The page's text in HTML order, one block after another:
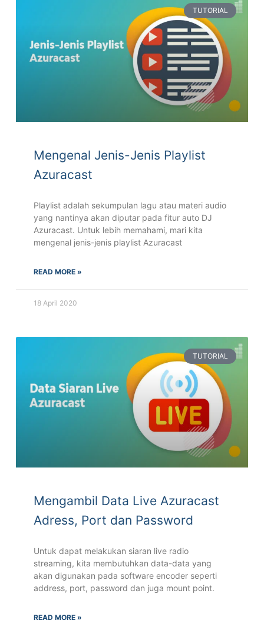
TUTORIAL
Mengenal Jenis-Jenis Playlist
Azuracast
Playlist adalah sekumpulan lagu atau materi audio
yang nantinya akan diputar pada fitur auto DJ
Azuracast. Untuk lebih memahami, mari kita
mengenal jenis-jenis playlist Azuracast
READ MORE »
18 April 2020
TUTORIAL
Mengambil Data Live Azuracast
Adress, Port dan Password
Untuk dapat melakukan siaran live radio
streaming, kita membutuhkan data-data yang
akan digunakan pada software encoder seperti
address, port, password dan juga mount point.
READ MORE »